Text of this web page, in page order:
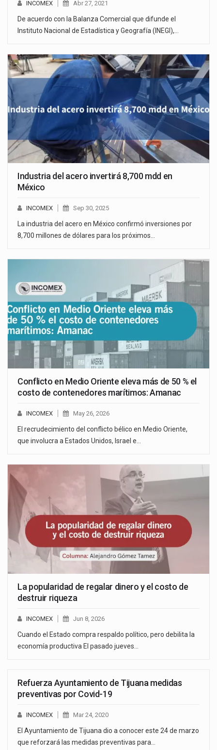
INCOMEX Abr 27, 2021
De acuerdo con la Balanza Comercial que difunde el
Instituto Nacional de Estadística y Geografía (INEGI),…
Industria del acero invertirá 8,700 mdd en
México
INCOMEX Sep 30, 2025
La industria del acero en México confirmó inversiones por
8,700 millones de dólares para los próximos…
Conflicto en Medio Oriente eleva más de 50 % el
costo de contenedores marítimos: Amanac
INCOMEX May 26, 2026
El recrudecimiento del conflicto bélico en Medio Oriente,
que involucra a Estados Unidos, Israel e…
La popularidad de regalar dinero y el costo de
destruir riqueza
INCOMEX Jun 8, 2026
Cuando el Estado compra respaldo político, pero debilita la
economía productiva El pasado jueves…
Refuerza Ayuntamiento de Tijuana medidas
preventivas por Covid-19
INCOMEX Mar 24, 2020
El Ayuntamiento de Tijuana dio a conocer este 24 de marzo
que reforzará las medidas preventivas para…